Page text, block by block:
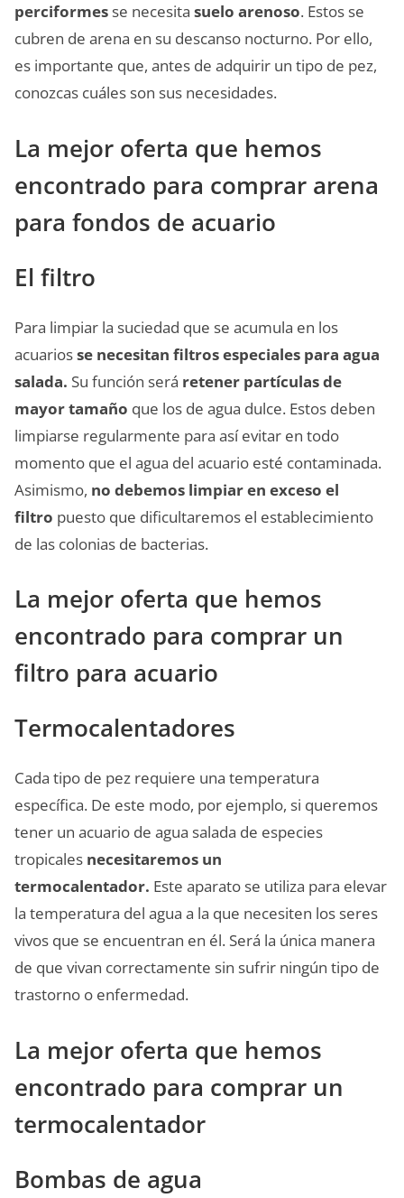
perciformes se necesita suelo arenoso. Estos se
cubren de arena en su descanso nocturno. Por ello,
es importante que, antes de adquirir un tipo de pez,
conozcas cuáles son sus necesidades.
La mejor oferta que hemos
encontrado para comprar arena
para fondos de acuario
El filtro
Para limpiar la suciedad que se acumula en los
acuariosse necesitan filtros especiales para agua
salada. Su función será retener partículas de
mayor tamaño que los de agua dulce. Estos deben
limpiarse regularmente para así evitar en todo
momento que el agua del acuario esté contaminada.
Asimismo, no debemos limpiar en exceso el
filtro puesto que dificultaremos el establecimiento
de las colonias de bacterias.
La mejor oferta que hemos
encontrado para comprar un
filtro para acuario
Termocalentadores
Cada tipo de pez requiere una temperatura
específica. De este modo, por ejemplo, si queremos
tener un acuario de agua salada de especies
tropicales necesitaremos un
termocalentador. Este aparato se utiliza para elevar
la temperatura del agua a la que necesiten los seres
vivos que se encuentran en él. Será la única manera
de que vivan correctamente sin sufrir ningún tipo de
trastorno o enfermedad.
La mejor oferta que hemos
encontrado para comprar un
termocalentador
Bombas de agua